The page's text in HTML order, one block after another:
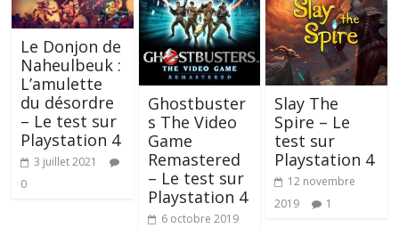
Le Donjon de
Naheulbeuk :
L’amulette
du désordre
– Le test sur
Playstation 4
3 juillet 2021
0
Ghostbuster
s The Video
Game
Remastered
– Le test sur
Playstation 4
6 octobre 2019
Slay The
Spire – Le
test sur
Playstation 4
12 novembre
2019
1